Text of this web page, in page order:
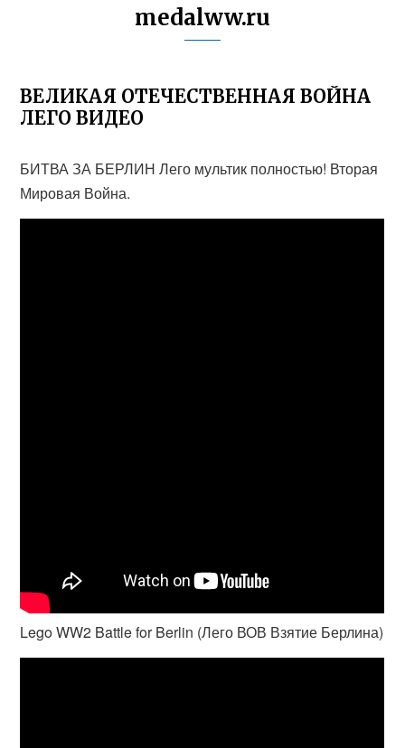
medalww.ru
ВЕЛИКАЯ ОТЕЧЕСТВЕННАЯ ВОЙНА
ЛЕГО ВИДЕО
БИТВА ЗА БЕРЛИН Лего мультик полностью! Вторая
Мировая Война.
Lego WW2 Battle for Berlin (Лего ВОВ Взятие Берлина)